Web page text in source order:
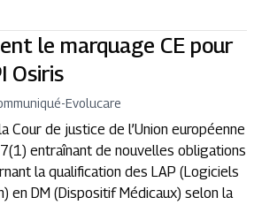
le marquage CE pour
Osiris
-Evolucare
Cour de justice de l’Union européenne
entraînant de nouvelles obligations
la qualification des LAP (Logiciels
en DM (Dispositif Médicaux) selon la